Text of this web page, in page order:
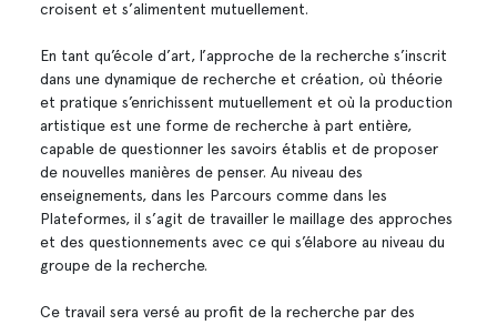
croisent et s’alimentent mutuellement.
En tant qu’école d’art, l’approche de la recherche s’inscrit
dans une dynamique de recherche et création, où théorie
et pratique s’enrichissent mutuellement et où la production
artistique est une forme de recherche à part entière,
capable de questionner les savoirs établis et de proposer
de nouvelles manières de penser. Au niveau des
enseignements, dans les Parcours comme dans les
Plateformes, il s’agit de travailler le maillage des approches
et des questionnements avec ce qui s’élabore au niveau du
groupe de la recherche.
Ce travail sera versé au profit de la recherche par des